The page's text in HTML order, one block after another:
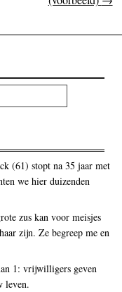
(61) stopt na 35 jaar met
we hier duizenden
zus kan voor meisjes
zijn. Ze begreep me en
1: vrijwilligers geven
leven.